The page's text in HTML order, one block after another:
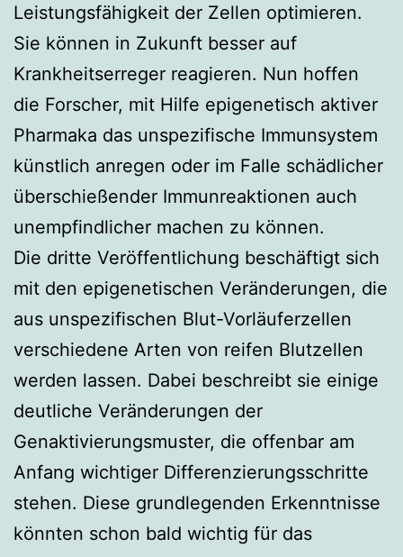
Leistungsfähigkeit der Zellen optimieren.
Sie können in Zukunft besser auf
Krankheitserreger reagieren. Nun hoffen
die Forscher, mit Hilfe epigenetisch aktiver
Pharmaka das unspezifische Immunsystem
künstlich anregen oder im Falle schädlicher
überschießender Immunreaktionen auch
unempfindlicher machen zu können.
Die dritte Veröffentlichung beschäftigt sich
mit den epigenetischen Veränderungen, die
aus unspezifischen Blut-Vorläuferzellen
verschiedene Arten von reifen Blutzellen
werden lassen. Dabei beschreibt sie einige
deutliche Veränderungen der
Genaktivierungsmuster, die offenbar am
Anfang wichtiger Differenzierungsschritte
stehen. Diese grundlegenden Erkenntnisse
könnten schon bald wichtig für das